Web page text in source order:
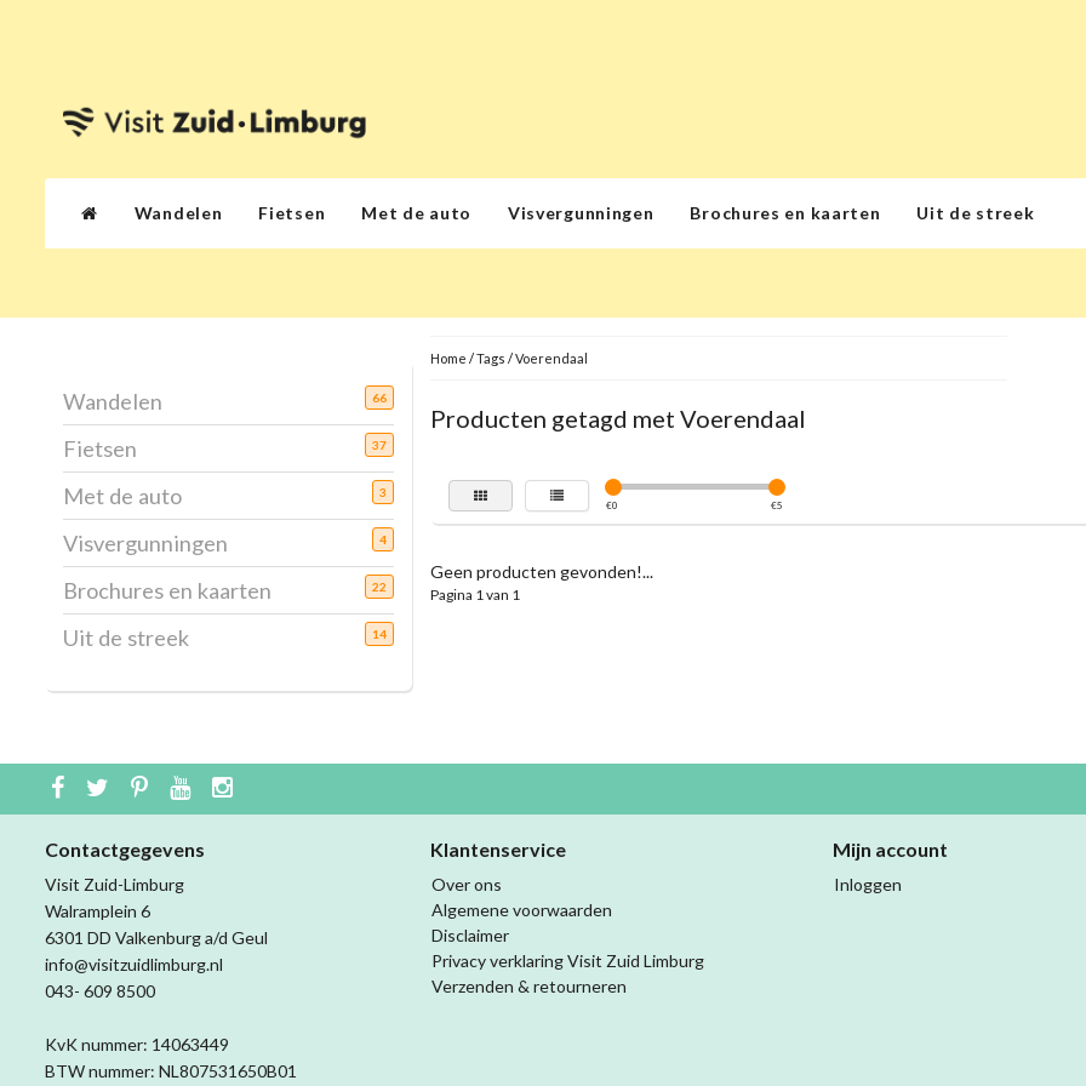
Wandelen Fietsen Met de auto Visvergunningen Brochures en kaarten Uit de streek
Wandelen 66
Fietsen 37
Met de auto 3
Visvergunningen 4
Brochures en kaarten 22
Uit de streek 14
Home /Tags /Voerendaal
Producten getagd met Voerendaal
€0 €5
Geen producten gevonden!...
Pagina 1 van 1
Contactgegevens
Visit Zuid-Limburg
Walramplein 6
6301 DD Valkenburg a/d Geul
info@visitzuidlimburg.nl
043- 609 8500
KvK nummer: 14063449
BTW nummer: NL807531650B01
Klantenservice
Over ons
Algemene voorwaarden
Disclaimer
Privacy verklaring Visit Zuid Limburg
Verzenden & retourneren
Mijn account
Inloggen